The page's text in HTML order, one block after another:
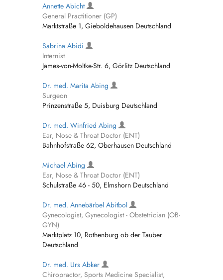
Annette Abicht
General Practitioner (GP)
Marktstraße 1, Gieboldehausen Deutschland
Sabrina Abidi
Internist
James-von-Moltke-Str. 6, Görlitz Deutschland
Dr. med. Marita Abing
Surgeon
Prinzenstraße 5, Duisburg Deutschland
Dr. med. Winfried Abing
Ear, Nose & Throat Doctor (ENT)
Bahnhofstraße 62, Oberhausen Deutschland
Michael Abing
Ear, Nose & Throat Doctor (ENT)
Schulstraße 46 - 50, Elmshorn Deutschland
Dr. med. Annebärbel Abitbol
Gynecologist, Gynecologist - Obstetrician (OB-
GYN)
Marktplatz 10, Rothenburg ob der Tauber
Deutschland
Dr. med. Urs Abker
Chiropractor, Sports Medicine Specialist,